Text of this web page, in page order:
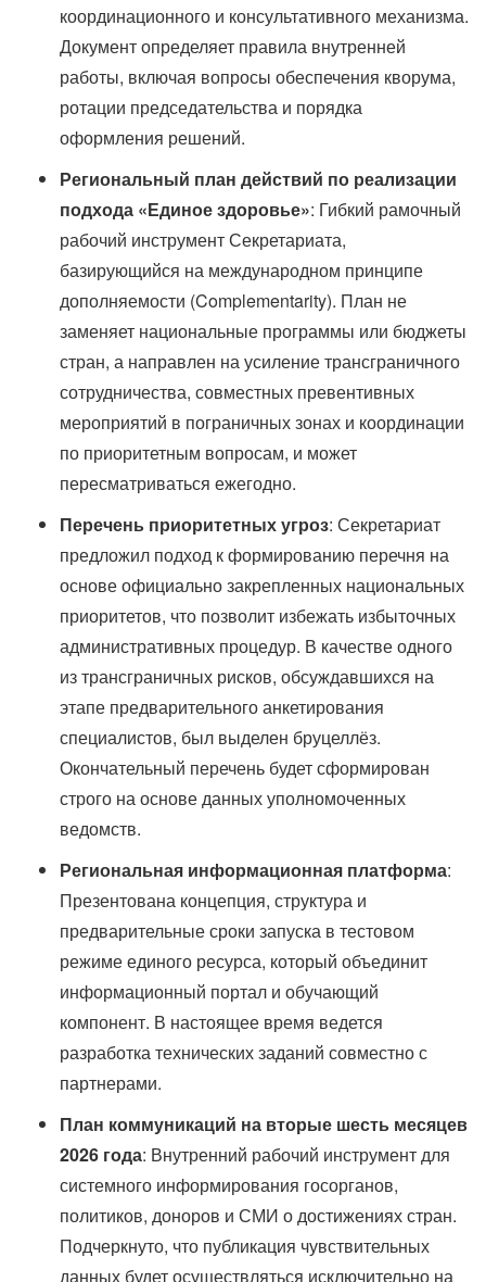
координационного и консультативного механизма.
Документ определяет правила внутренней
работы, включая вопросы обеспечения кворума,
ротации председательства и порядка
оформления решений.
Региональный план действий по реализации
подхода «Единое здоровье»: Гибкий рамочный
рабочий инструмент Секретариата,
базирующийся на международном принципе
дополняемости (Complementarity). План не
заменяет национальные программы или бюджеты
стран, а направлен на усиление трансграничного
сотрудничества, совместных превентивных
мероприятий в пограничных зонах и координации
по приоритетным вопросам, и может
пересматриваться ежегодно.
Перечень приоритетных угроз: Секретариат
предложил подход к формированию перечня на
основе официально закрепленных национальных
приоритетов, что позволит избежать избыточных
административных процедур. В качестве одного
из трансграничных рисков, обсуждавшихся на
этапе предварительного анкетирования
специалистов, был выделен бруцеллёз.
Окончательный перечень будет сформирован
строго на основе данных уполномоченных
ведомств.
Региональная информационная платформа:
Презентована концепция, структура и
предварительные сроки запуска в тестовом
режиме единого ресурса, который объединит
информационный портал и обучающий
компонент. В настоящее время ведется
разработка технических заданий совместно с
партнерами.
План коммуникаций на вторые шесть месяцев
2026 года: Внутренний рабочий инструмент для
системного информирования госорганов,
политиков, доноров и СМИ о достижениях стран.
Подчеркнуто, что публикация чувствительных
данных будет осуществляться исключительно на